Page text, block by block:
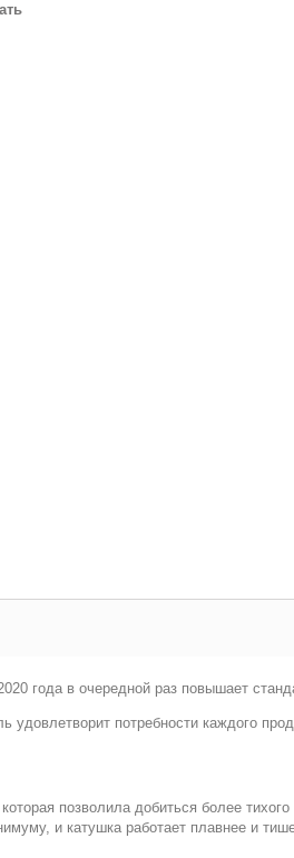
года в очередной раз повышает
потребности каждого
позволила добиться более
и катушка работает плавнее и